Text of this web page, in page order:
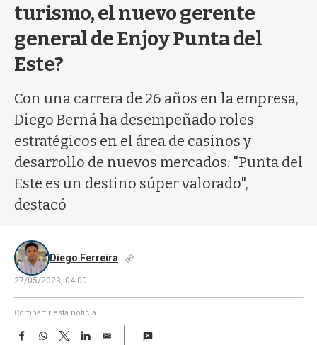
turismo, el nuevo gerente
general de Enjoy Punta del
Este?
Con una carrera de 26 años en la empresa,
Diego Berná ha desempeñado roles
estratégicos en el área de casinos y
desarrollo de nuevos mercados. "Punta del
Este es un destino súper valorado",
destacó
Diego Ferreira
27/05/2023, 04:00
Compartir esta noticia
F
W
T
L
E